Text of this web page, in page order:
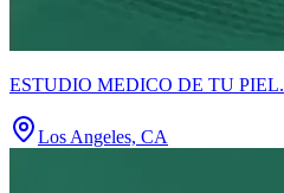
ESTUDIO MEDICO DE TU PIEL.
Los Angeles, CA